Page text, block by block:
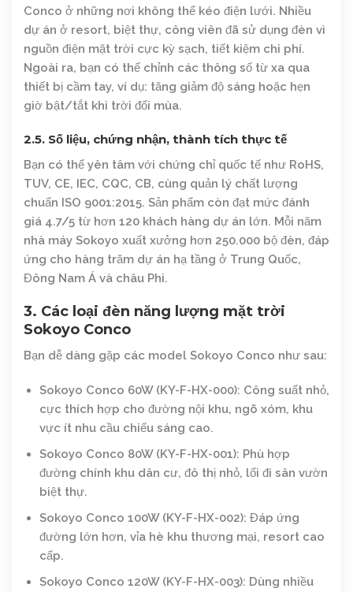
Conco ở những nơi không thể kéo điện lưới. Nhiều
dự án ở resort, biệt thự, công viên đã sử dụng đèn vì
nguồn điện mặt trời cực kỳ sạch, tiết kiệm chi phí.
Ngoài ra, bạn có thể chỉnh các thông số từ xa qua
thiết bị cầm tay, ví dụ: tăng giảm độ sáng hoặc hẹn
giờ bật/tắt khi trời đổi mùa.
2.5. Số liệu, chứng nhận, thành tích thực tế
Bạn có thể yên tâm với chứng chỉ quốc tế như RoHS,
TUV, CE, IEC, CQC, CB, cùng quản lý chất lượng
chuẩn ISO 9001:2015. Sản phẩm còn đạt mức đánh
giá 4.7/5 từ hơn 120 khách hàng dự án lớn. Mỗi năm
nhà máy Sokoyo xuất xưởng hơn 250.000 bộ đèn, đáp
ứng cho hàng trăm dự án hạ tầng ở Trung Quốc,
Đông Nam Á và châu Phi.
3. Các loại đèn năng lượng mặt trời
Sokoyo Conco
Bạn dễ dàng gặp các model Sokoyo Conco như sau:
Sokoyo Conco 60W (KY-F-HX-000): Công suất nhỏ,
cực thích hợp cho đường nội khu, ngõ xóm, khu
vực ít nhu cầu chiếu sáng cao.
Sokoyo Conco 80W (KY-F-HX-001): Phù hợp
đường chính khu dân cư, đô thị nhỏ, lối đi sân vườn
biệt thự.
Sokoyo Conco 100W (KY-F-HX-002): Đáp ứng
đường lớn hơn, vỉa hè khu thương mại, resort cao
cấp.
Sokoyo Conco 120W (KY-F-HX-003): Dùng nhiều